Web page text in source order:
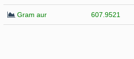
Gram aur 607.9521